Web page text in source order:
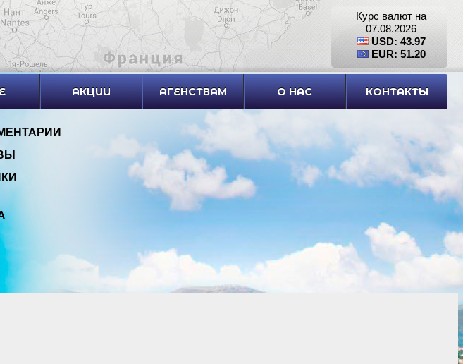
Курс валют на
07.08.2026
USD: 43.97
EUR: 51.20
АКЦИИ АГЕНСТВАМ О НАС КОНТАКТЫ